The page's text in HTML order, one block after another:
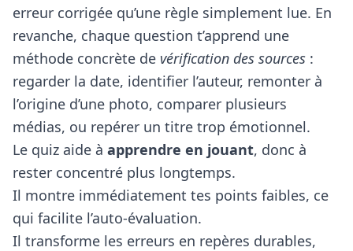
erreur corrigée qu’une règle simplement lue. En
revanche, chaque question t’apprend une
méthode concrète de vérification des sources :
regarder la date, identifier l’auteur, remonter à
l’origine d’une photo, comparer plusieurs
médias, ou repérer un titre trop émotionnel.
Le quiz aide à apprendre en jouant, donc à
rester concentré plus longtemps.
Il montre immédiatement tes points faibles, ce
qui facilite l’auto-évaluation.
Il transforme les erreurs en repères durables,